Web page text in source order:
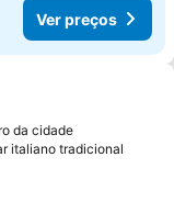
Ver preços
favoritos
da cidade
italiano tradicional